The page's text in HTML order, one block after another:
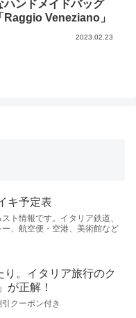
ハンドメイドバッグ
Raggio Veneziano」
2023.02.23
キ予定表
ト情報です。イタリア鉄道、
、航空便・空港、美術館など
り。イタリア旅行のク
が正解！
クーポン付き